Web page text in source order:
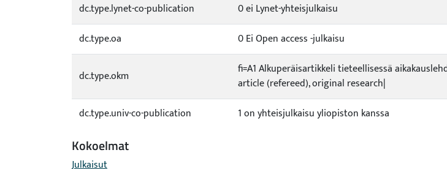
dc.type.lynet-co-publication
0 ei Lynet-yhteisjulkaisu
dc.type.oa
0 Ei Open access -julkaisu
dc.type.okm
fi=A1 Alkuperäisartikkeli tieteellisessä
article (refereed), original research|
dc.type.univ-co-publication 1 on yhteisjulkaisu yliopiston kanssa
Kokoelmat
Julkaisut